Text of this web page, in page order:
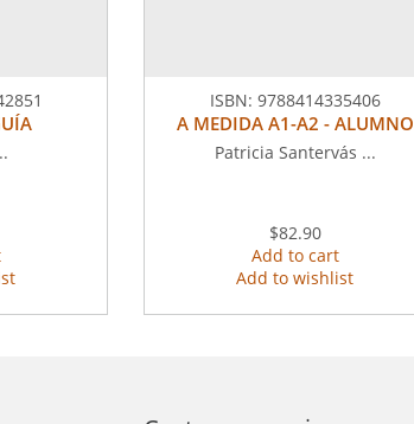
ISBN: 9788414335406
A MEDIDA A1-A2 - ALUMNO
Patricia Santervás ...
$82.90
Add to cart
Add to wishlist